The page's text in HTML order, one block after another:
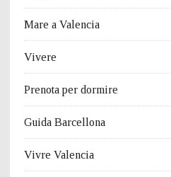
Mare a Valencia
Vivere
Prenota per dormire
Guida Barcellona
Vivre Valencia